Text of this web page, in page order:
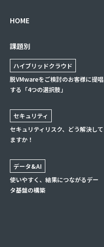
HOME
課題別
ハイブリッドクラウド
脱VMwareをご検討のお客様に提唱
する「4つの選択肢」
セキュリティ
セキュリティリスク、どう解決して
ますか！
データ&AI
使いやすく、結果につながるデー
タ基盤の構築